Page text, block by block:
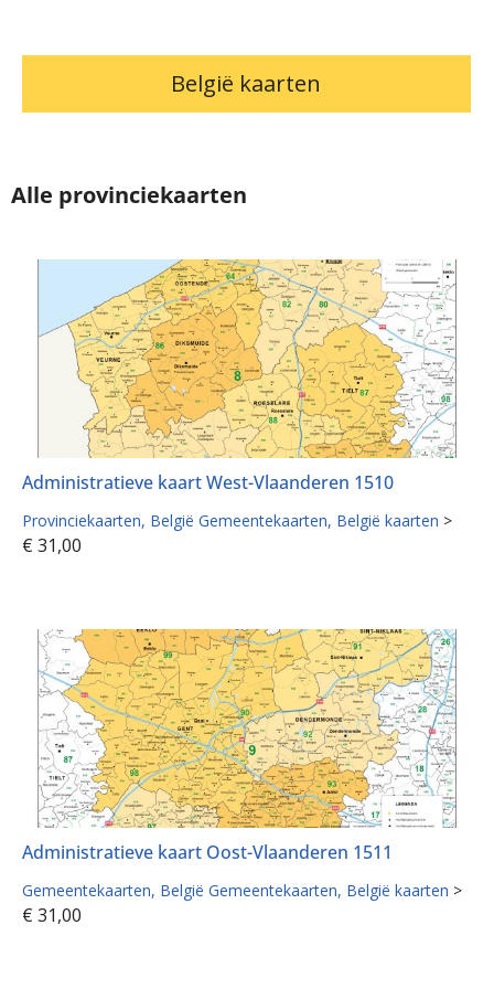
België kaarten
Alle provinciekaarten
Administratieve kaart West-Vlaanderen 1510
Provinciekaarten België Gemeentekaarten België kaarten >
€ 31,00
Administratieve kaart Oost-Vlaanderen 1511
Gemeentekaarten België Gemeentekaarten België kaarten >
€ 31,00